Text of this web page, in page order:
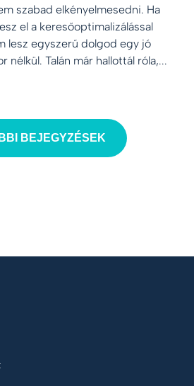
szabad elkényelmesedni. Ha
el a keresőoptimalizálással
lesz egyszerű dolgod egy jó
nélkül. Talán már hallottál róla,...
BEJEGYZÉSEK